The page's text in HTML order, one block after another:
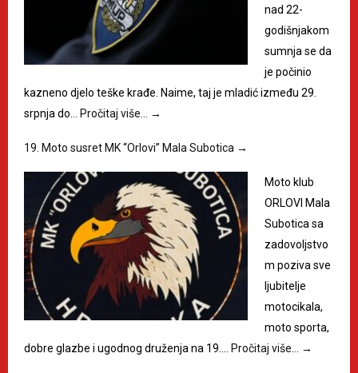
nad 22-
godišnjakom
sumnja se da
je počinio
kazneno djelo teške krađe. Naime, taj je mladić između 29.
srpnja do… Pročitaj više… →
19. Moto susret MK “Orlovi” Mala Subotica →
Moto klub
ORLOVI Mala
Subotica sa
zadovoljstvo
m poziva sve
ljubitelje
motocikala,
moto sporta,
dobre glazbe i ugodnog druženja na 19.… Pročitaj više… →